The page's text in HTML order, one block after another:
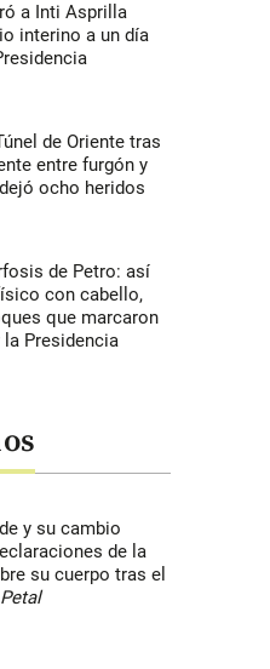
a Inti Asprilla
interino a un día
de Oriente tras
entre furgón y
ocho heridos
de Petro: así
con cabello,
que marcaron
Presidencia
y su cambio
de la
su cuerpo tras el
Petal